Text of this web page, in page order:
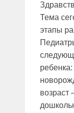
Тема
этапы